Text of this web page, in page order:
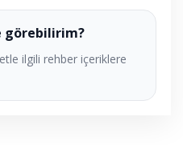
görebilirim?
ilgili rehber içeriklere